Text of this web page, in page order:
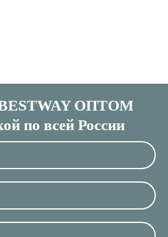
ОПТОМ
по всей России